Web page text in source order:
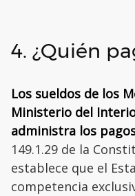
4. ¿Quién
Los sueldos de los
Ministerio del
administra los
149.1.29 de la
establece que el
competencia